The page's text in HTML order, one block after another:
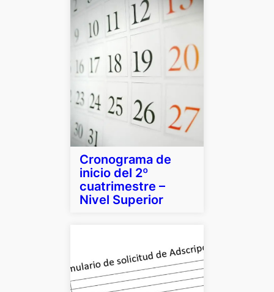
Cronograma de
inicio del 2º
cuatrimestre –
Nivel Superior